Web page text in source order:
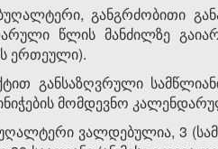
განგრძობითი
წლის მანძილზე
ერთეული).
განსაზღვრული
მომდევნო
ვალდებულია, 3